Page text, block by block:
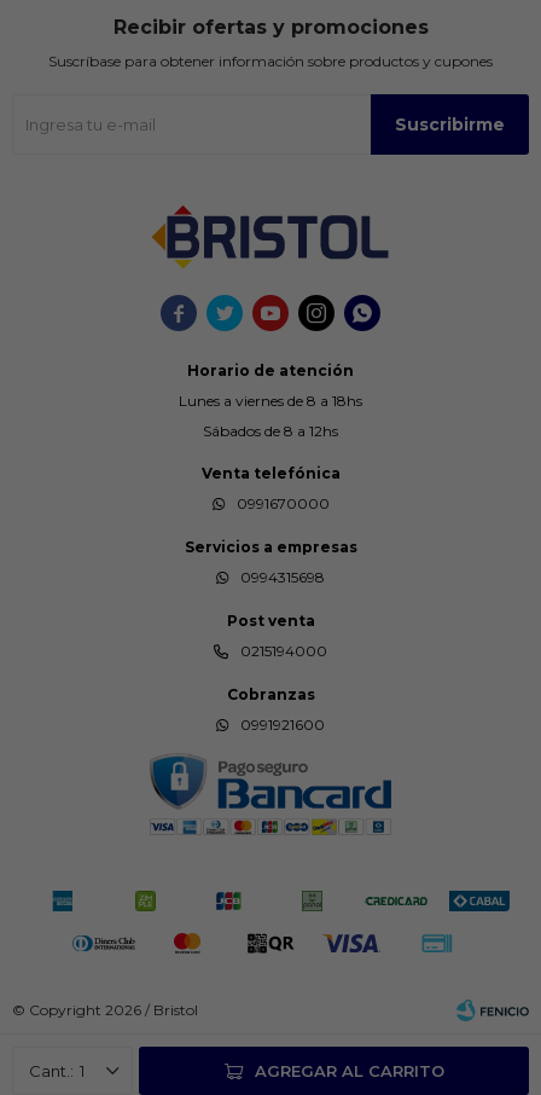
1 AGREGAR AL CARRITO
    
Horario de atención
Lunes a viernes de 8 a 18hs
Sábados de 8 a 12hs
Venta telefónica
0991670000
Servicios a empresas
0994315698
Post venta
0215194000
Cobranzas
0991921600
Recibir ofertas y promociones
Suscríbase para obtener información sobre productos y cupones
Suscribirme
© Copyright 2026 / Bristol